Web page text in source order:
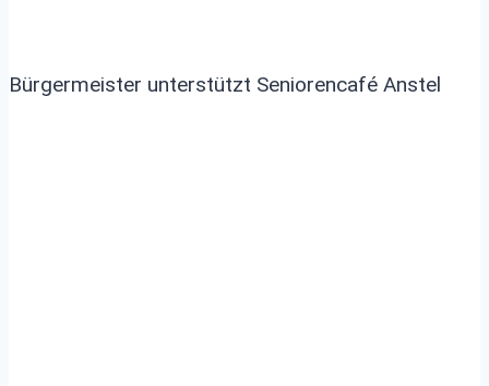
Bürgermeister unterstützt Seniorencafé Anstel